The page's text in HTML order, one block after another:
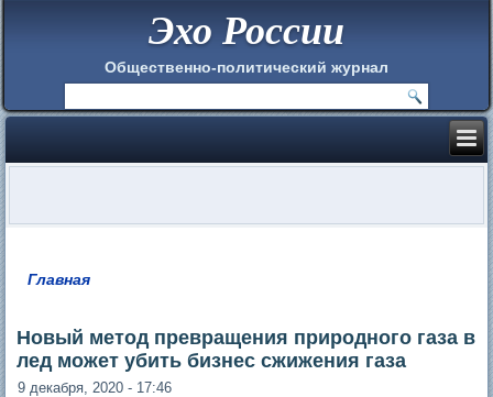
Эхо России
Общественно-политический журнал
Главная
Новый метод превращения природного газа в
лед может убить бизнес сжижения газа
9 декабря, 2020 - 17:46